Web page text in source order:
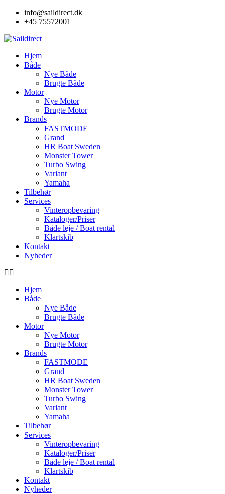
Skip
info@saildirect.dk
+45 75572001
Hjem
Både
Nye Både
Brugte Både
Motor
Nye Motor
Brugte Motor
Brands
FASTMODE
Grand
HR Boat Sweden
Monster Tower
Turbo Swing
Variant
Yamaha
Tilbehør
Services
Vinteropbevaring
Kataloger/Priser
Både leje / Boat rental
Klartskib
Kontakt
Nyheder
Hjem
Både
Nye Både
Brugte Både
Motor
Nye Motor
Brugte Motor
Brands
FASTMODE
Grand
HR Boat Sweden
Monster Tower
Turbo Swing
Variant
Yamaha
Tilbehør
Services
Vinteropbevaring
Kataloger/Priser
Både leje / Boat rental
Klartskib
Kontakt
Nyheder